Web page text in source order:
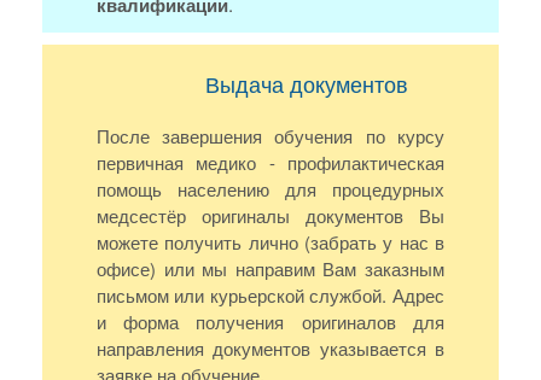
Выдача документов
После завершения обучения по курсу
первичная медико - профилактическая
помощь населению для процедурных
медсестёр оригиналы документов Вы
можете получить лично (забрать у нас в
офисе) или мы направим Вам заказным
письмом или курьерской службой. Адрес
и форма получения оригиналов для
направления документов указывается в
заявке на обучение.